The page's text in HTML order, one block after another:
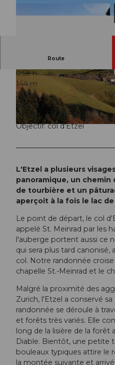
© Marco Gschwend, Schwyz Tourismus
© Marco Gschwend, Schwyz Tourismus
Route
0:59 h
144 m
953 m
144 m
Départ: col d'Etzel
Objectif: col d'Etzel
L'Etzel a plusieurs
panoramique, un
de tourbière et un
aperçoit à la fois le lac
Le point de départ, le col
appelé St. Meinrad par les
l'auberge portent aussi ce
qui sera plus tard canonisé,
col. Notre randonnée
chapelle St.-Meinrad et le
Malgré la proximité des
Zurich, l'Etzel a conservé
randonnée se déroule à
et forêts très variés. Elle
long de la lisière de la forêt
Diable. Bientôt, une petite
bouleaux typiques attire le
la montée suivante et